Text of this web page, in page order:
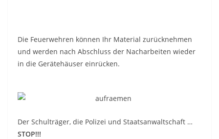
Die Feuerwehren können Ihr Material zurücknehmen
und werden nach Abschluss der Nacharbeiten wieder
in die Gerätehäuser einrücken.
Der Schulträger, die Polizei und Staatsanwaltschaft …
STOP!!!